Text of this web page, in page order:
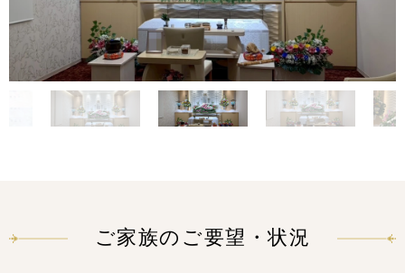
ご家族のご要望・状況